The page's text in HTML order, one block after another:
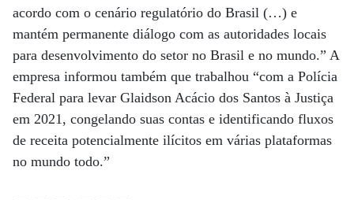
acordo com o cenário regulatório do Brasil (…) e
mantém permanente diálogo com as autoridades locais
para desenvolvimento do setor no Brasil e no mundo.” A
empresa informou também que trabalhou “com a Polícia
Federal para levar Glaidson Acácio dos Santos à Justiça
em 2021, congelando suas contas e identificando fluxos
de receita potencialmente ilícitos em várias plataformas
no mundo todo.”